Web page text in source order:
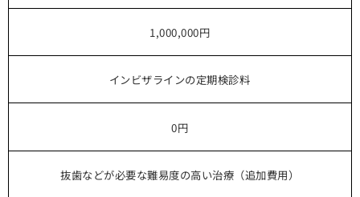
1,000,000円
インビザラインの定期検診料
0円
抜歯などが必要な難易度の高い治療（追加費用）